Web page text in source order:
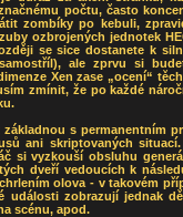
počtu, často
zombíky po kebuli,
ozbrojených jednotek
se sice dostanete k
ale zprvu si
Xen zase „ocení“
zmínit, že po každé
s permanentním
ani skriptovaných
si vyzkouší obsluhu
dveří vedoucích k
olova - v takovém
události zobrazují jednak
scénu, apod.